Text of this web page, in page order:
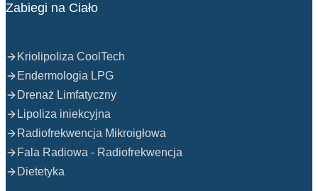
Zabiegi na Ciało
Kriolipoliza CoolTech
Endermologia LPG
Drenaż Limfatyczny
Lipoliza iniekcyjna
Radiofrekwencja Mikroigłowa
Fala Radiowa - Radiofrekwencja
Dietetyka